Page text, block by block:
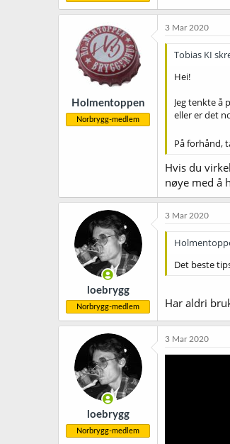
Holmentoppen
Norbrygg-medlem
3 Mar 2020
Tobias KI
Hei!
Jeg tenkte å
eller er det
På forhånd,
Hvis du
nøye med å
loebrygg
Norbrygg-medlem
3 Mar 2020
Det beste
Har aldri
loebrygg
Norbrygg-medlem
3 Mar 2020